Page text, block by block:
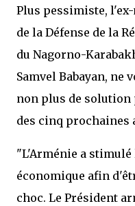
Plus pessimiste,
de la Défense de la
du Nagorno-
Samvel Babayan, ne
non plus de
des cinq prochaines
"L'Arménie a
économique afin
choc. Le Président